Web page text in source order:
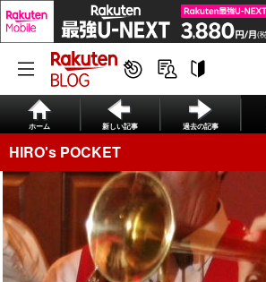
ホーム 新しい記事 過去の記事
HIRO's POCKET